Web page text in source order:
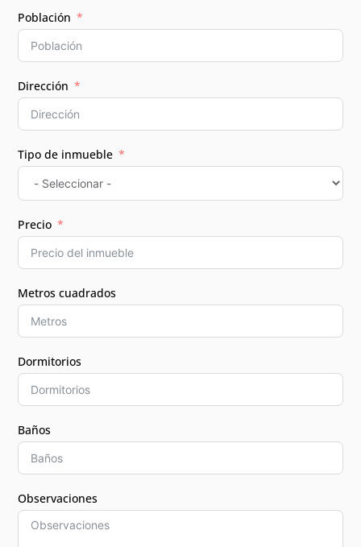
Población
Dirección
Tipo de inmueble
Precio
Metros cuadrados
Dormitorios
Baños
Observaciones